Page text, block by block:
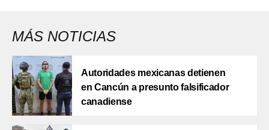
MÁS NOTICIAS
Autoridades mexicanas detienen
en Cancún a presunto falsificador
canadiense